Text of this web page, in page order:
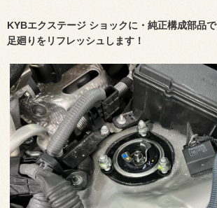
KYBエクステージ ショックに・純正構成部品で
足廻りをリフレッシュします ！